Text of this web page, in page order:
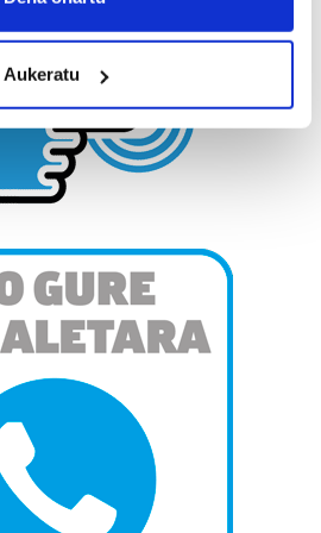
by actively scanning it for
(fingerprinting)
your personal data is processed
in the
details section
IP zenbakia, besteak beste,
adibidez, iragarki eta eduki
iragarkiak eta edukia
informazioa biltzeko eta
dezakezu.
baimenik eskatzen, eta beren
babesten dira. Ikusi gure
ustez zein helburutarako
Aukeratu